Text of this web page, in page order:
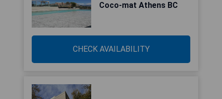
Coco-mat Athens BC
CHECK AVAILABILITY